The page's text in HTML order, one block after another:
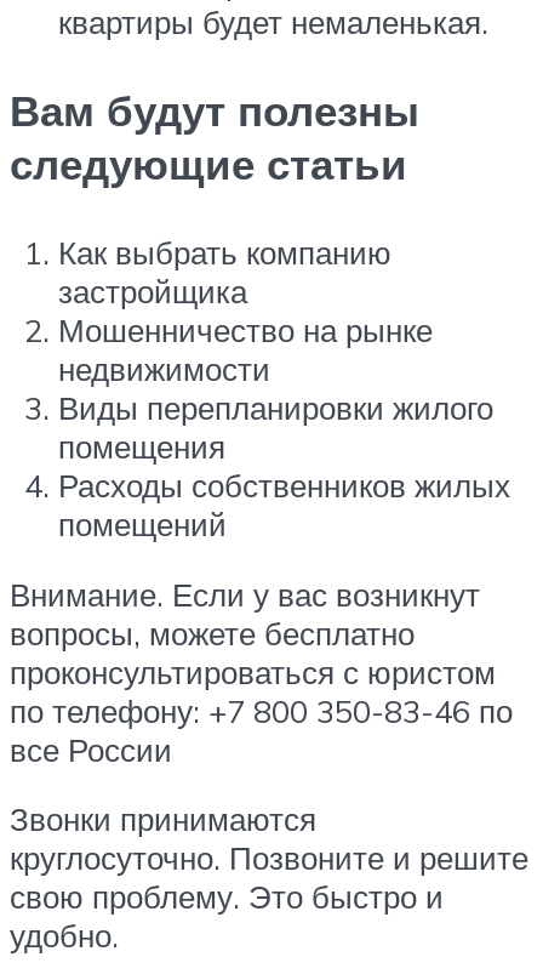
квартиры будет немаленькая.
Вам будут полезны
следующие статьи
Как выбрать компанию
застройщика
Мошенничество на рынке
недвижимости
Виды перепланировки жилого
помещения
Расходы собственников жилых
помещений
Внимание. Если у вас возникнут
вопросы, можете бесплатно
проконсультироваться с юристом
по телефону: +7 800 350-83-46 по
все России
Звонки принимаются
круглосуточно. Позвоните и решите
свою проблему. Это быстро и
удобно.